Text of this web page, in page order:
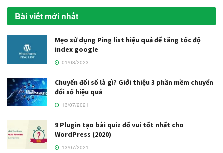
Bài viết mới nhất
Mẹo sử dụng Ping list hiệu quả để tăng tốc độ
index google
01/08/2023
Chuyển đổi số là gì? Giới thiệu 3 phần mềm chuyển
đổi số hiệu quả
13/07/2021
9 Plugin tạo bài quiz đố vui tốt nhất cho
WordPress (2020)
13/07/2021